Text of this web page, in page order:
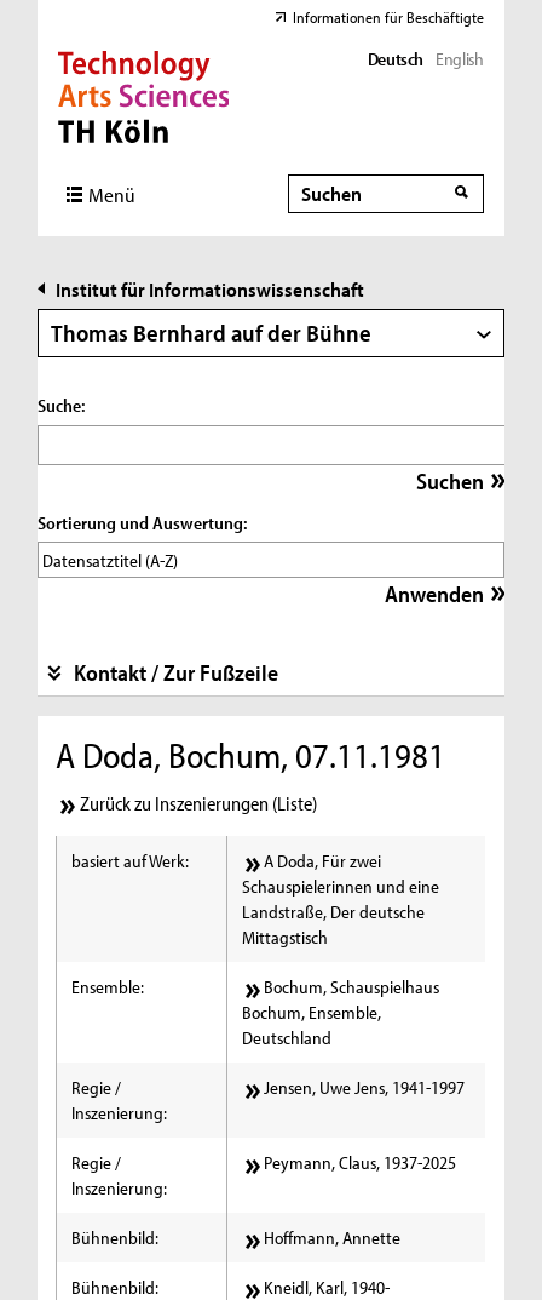
Direkt zur Hauptnavigation
Direkt zur Subnavigation
Direkt zum Inhalt
Direkt zum Fußbereich
Informationen für Beschäftigte
Deutsch English
Menü Suche
Suche
Institut für Informationswissenschaft
Thomas Bernhard auf der Bühne
Suche:
Sortierung und Auswertung:
Kontakt / Zur Fußzeile
A Doda, Bochum, 07.11.1981
Zurück zu Inszenierungen (Liste)
basiert auf Werk:
A Doda, Für zwei
Schauspielerinnen und eine
Landstraße, Der deutsche
Mittagstisch
Ensemble:
Bochum, Schauspielhaus
Bochum, Ensemble,
Deutschland
Regie /
Inszenierung:
Jensen, Uwe Jens, 1941-1997
Regie /
Inszenierung:
Peymann, Claus, 1937-2025
Bühnenbild: Hoffmann, Annette
Bühnenbild: Kneidl, Karl, 1940-